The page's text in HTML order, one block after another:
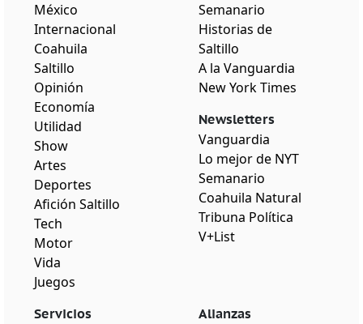
México
Internacional
Coahuila
Saltillo
Opinión
Economía
Utilidad
Show
Artes
Deportes
Afición Saltillo
Tech
Motor
Vida
Juegos
Semanario
Historias de
Saltillo
A la Vanguardia
New York Times
Newsletters
Vanguardia
Lo mejor de NYT
Semanario
Coahuila Natural
Tribuna Política
V+List
Servicios Alianzas